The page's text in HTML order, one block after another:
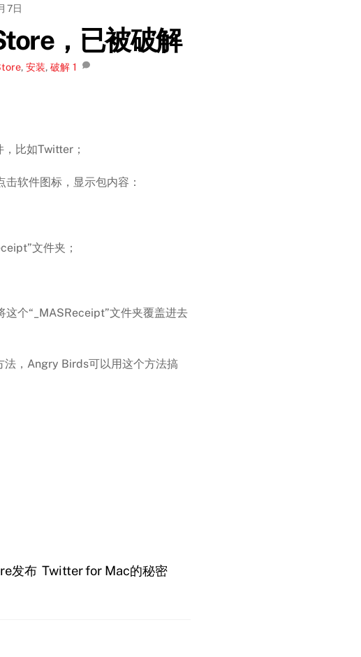
7日
，已被破解
, 安装, 破解 1
比如Twitter；
软件图标，显示包内容：
文件夹；
个“_MASReceipt”文件夹覆盖进去
法，Angry Birds可以用这个方法搞
发布 Twitter for Mac的秘密